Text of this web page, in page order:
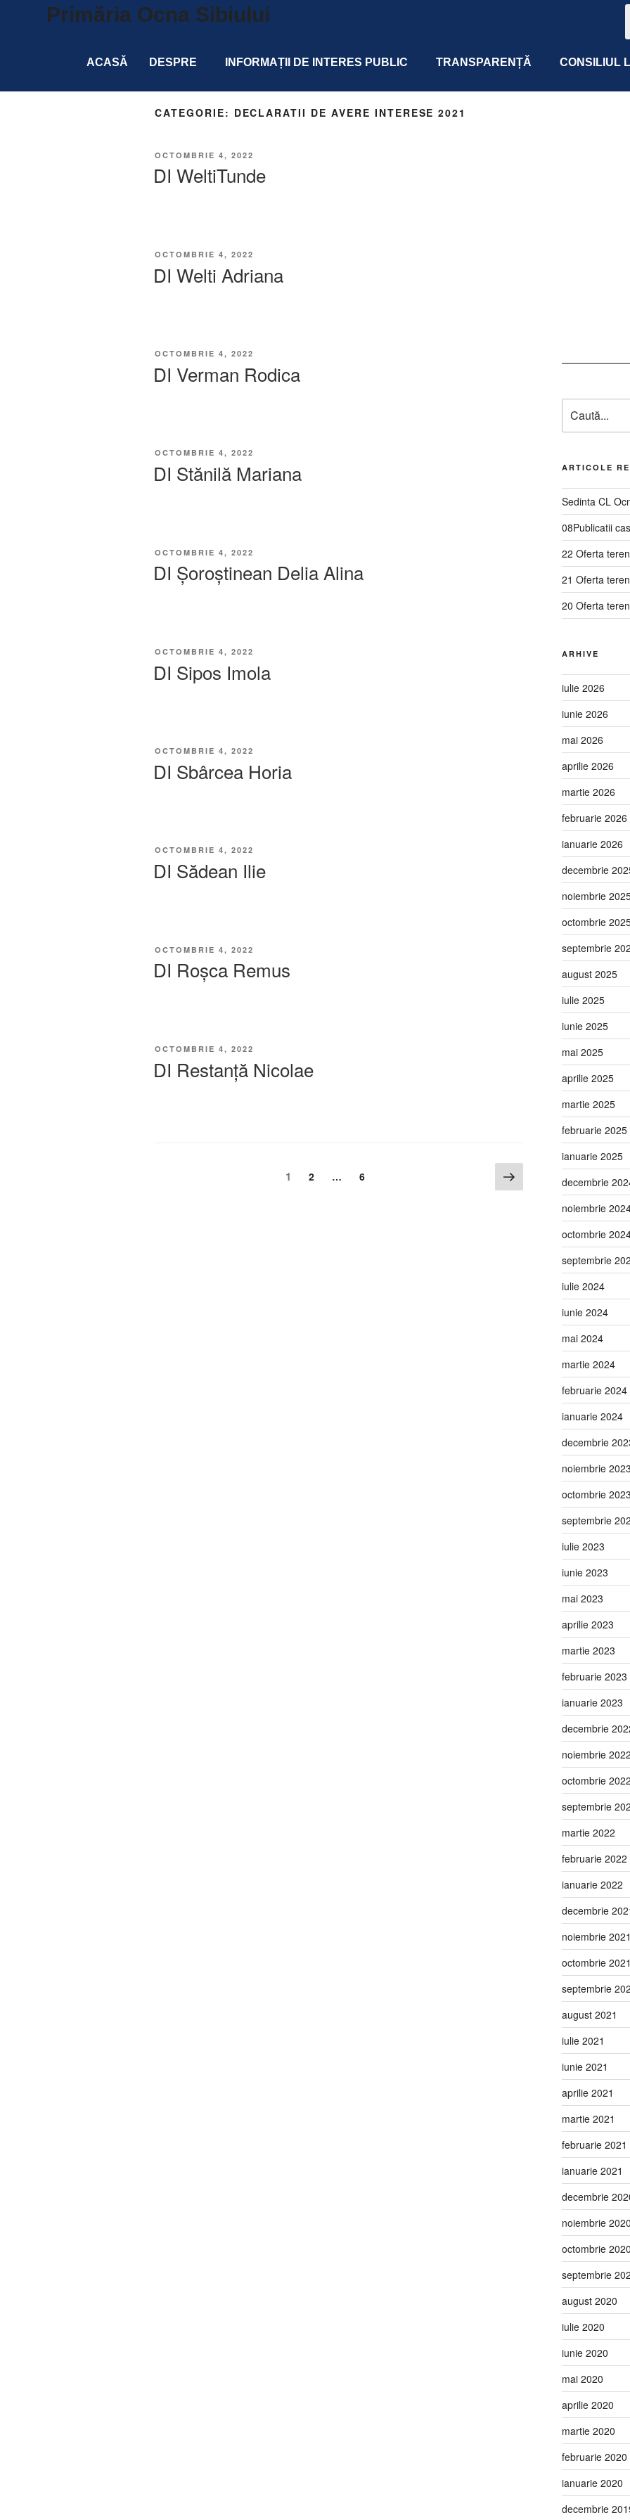
Primăria Ocna Sibiului
ACASĂ DESPRE INFORMAȚII DE INTERES PUBLIC TRANSPARENȚĂ CONSILIUL
CATEGORIE: DECLARATII DE AVERE INTERESE 2021
OCTOMBRIE 4, 2022
DI WeltiTunde
OCTOMBRIE 4, 2022
DI Welti Adriana
OCTOMBRIE 4, 2022
DI Verman Rodica
OCTOMBRIE 4, 2022
DI Stănilă Mariana
OCTOMBRIE 4, 2022
DI Șoroștinean Delia Alina
OCTOMBRIE 4, 2022
DI Sipos Imola
OCTOMBRIE 4, 2022
DI Sbârcea Horia
OCTOMBRIE 4, 2022
DI Sădean Ilie
OCTOMBRIE 4, 2022
DI Roșca Remus
OCTOMBRIE 4, 2022
DI Restanță Nicolae
1 2 … 6
ARTICOLE
Sedinta CL
08Publicatii
22 Oferta
21 Oferta
20 Oferta
ARHIVE
iulie 2026
iunie 2026
mai 2026
aprilie 2026
martie 2026
februarie 2026
ianuarie 2026
decembrie
noiembrie
octombrie
septembrie
august 2025
iulie 2025
iunie 2025
mai 2025
aprilie 2025
martie 2025
februarie 2025
ianuarie 2025
decembrie
noiembrie
octombrie
septembrie
iulie 2024
iunie 2024
mai 2024
martie 2024
februarie 2024
ianuarie 2024
decembrie
noiembrie 2023
octombrie 2023
septembrie
iulie 2023
iunie 2023
mai 2023
aprilie 2023
martie 2023
februarie 2023
ianuarie 2023
decembrie
noiembrie 2022
octombrie 2022
septembrie
martie 2022
februarie 2022
ianuarie 2022
decembrie
noiembrie 2021
octombrie 2021
septembrie
august 2021
iulie 2021
iunie 2021
aprilie 2021
martie 2021
februarie 2021
ianuarie 2021
decembrie
noiembrie 2020
octombrie 2020
septembrie
august 2020
iulie 2020
iunie 2020
mai 2020
aprilie 2020
martie 2020
februarie 2020
ianuarie 2020
decembrie